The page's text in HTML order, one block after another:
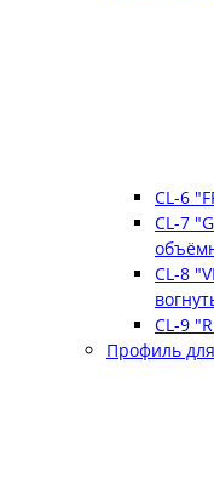
CL-6
CL-7
CL-8
CL-9
Профиль